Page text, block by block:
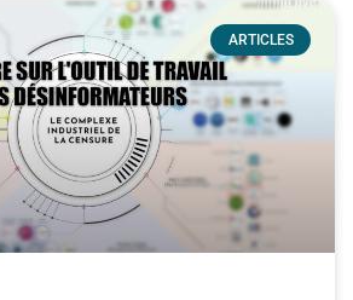
ARTICLES